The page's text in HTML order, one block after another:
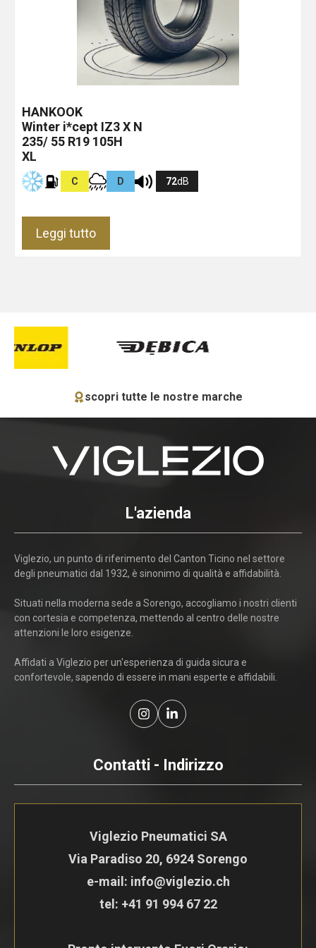
HANKOOK
Winter i*cept IZ3 X N
235/ 55 R19 105H
XL
C D 72dB
Leggi tutto
scopri tutte le nostre marche
L'azienda
Viglezio, un punto di riferimento del Canton Ticino nel settore
degli pneumatici dal 1932, è sinonimo di qualità e affidabilità.
Situati nella moderna sede a Sorengo, accogliamo i nostri clienti
con cortesia e competenza, mettendo al centro delle nostre
attenzioni le loro esigenze.
Affidati a Viglezio per un'esperienza di guida sicura e
confortevole, sapendo di essere in mani esperte e affidabili.
Contatti - Indirizzo
Viglezio Pneumatici SA
Via Paradiso 20, 6924 Sorengo
e-mail: info@viglezio.ch
tel: +41 91 994 67 22